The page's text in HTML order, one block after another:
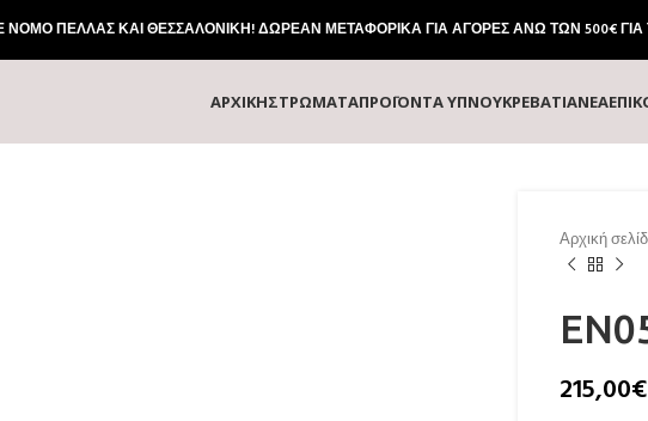
ΠΕΛΛΑΣ ΚΑΙ ΘΕΣΣΑΛΟΝΙΚΗ! ΔΩΡΕΑΝ ΜΕΤΑΦΟΡΙΚΑ ΓΙΑ ΑΓΟΡΕΣ ΑΝΩ ΤΩΝ 500€
ΑΡΧΙΚΗΣΤΡΏΜΑΤΑΠΡΟΪΌΝΤΑ ΎΠΝΟΥΚΡΕΒΆΤΙΑΝΕΑ
Αρχική
215,00€